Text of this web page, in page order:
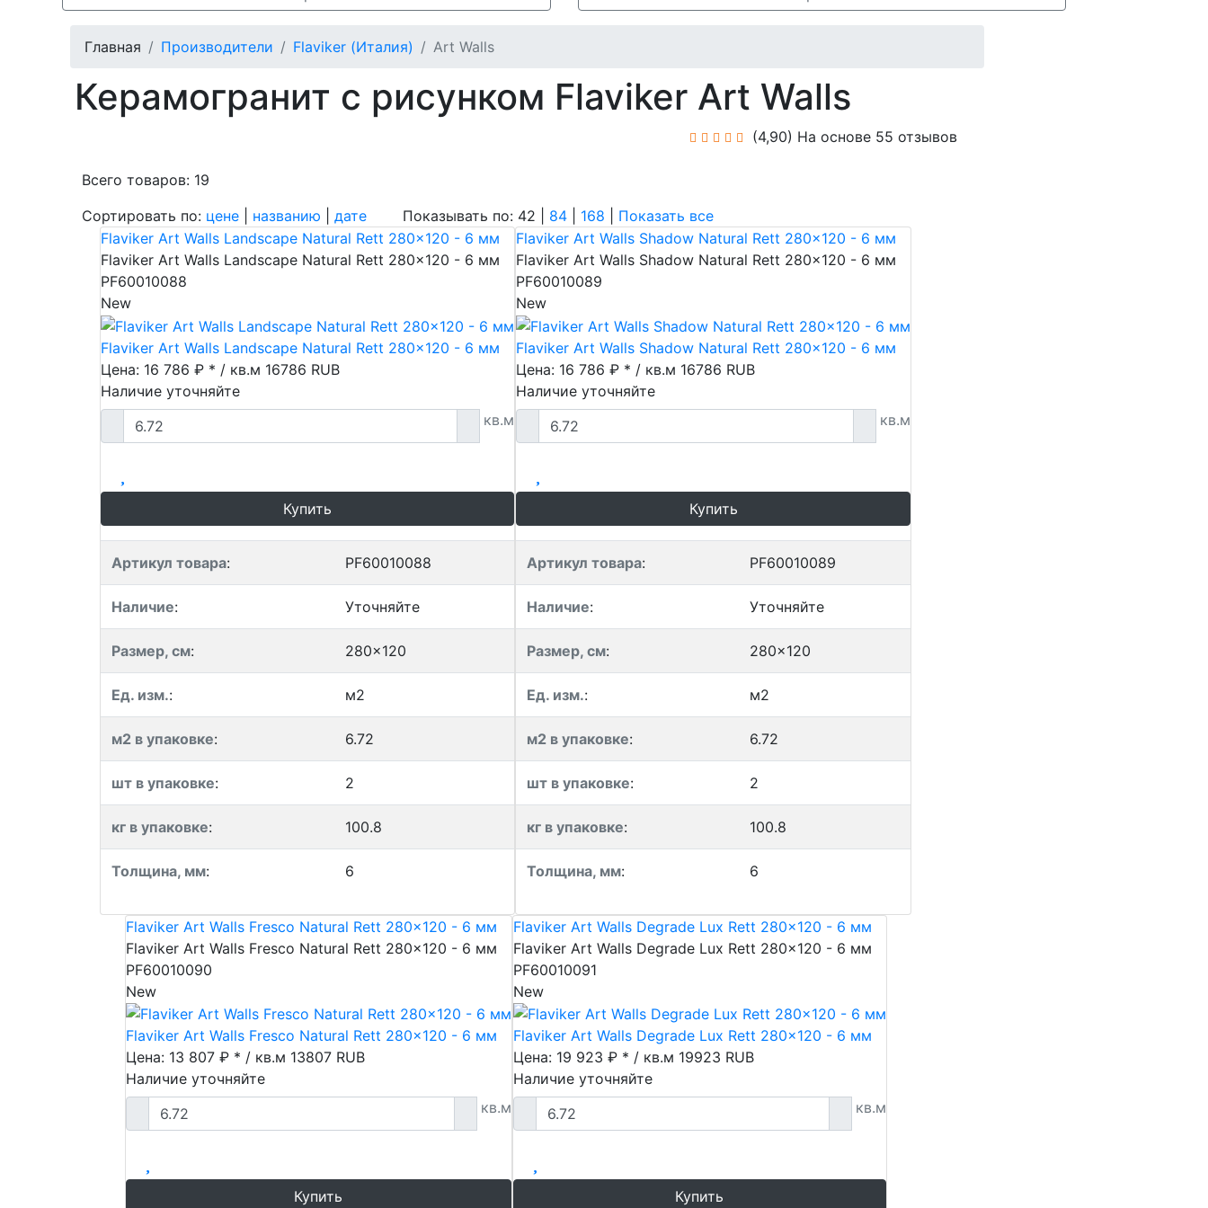
Главная Производители Flaviker (Италия) Art Walls
Керамогранит с рисунком Flaviker Art Walls
(4,90) На основе 55 отзывов
Всего товаров: 19
Сортировать по: цене названию дате Показывать по: 42 | 84 168
Показать все
Flaviker Art Walls Landscape Natural Rett 280x120 - 6 мм
Flaviker Art Walls Landscape Natural Rett 280x120 - 6 мм
PF60010088
New
Flaviker Art Walls Landscape Natural Rett 280x120 - 6 мм
Цена: 16 786 ₽ * / кв.м 16786 RUB
Наличие уточняйте
кв.м
Купить
Артикул товара: PF60010088
Наличие: Уточняйте
Размер, см: 280x120
Ед. изм.: м2
м2 в упаковке: 6.72
шт в упаковке: 2
кг в упаковке: 100.8
Толщина, мм: 6
Flaviker Art Walls Shadow Natural Rett 280x120 - 6 мм
Flaviker Art Walls Shadow Natural Rett 280x120 - 6 мм
PF60010089
New
Flaviker Art Walls Shadow Natural Rett 280x120 - 6 мм
Цена: 16 786 ₽ * / кв.м 16786 RUB
Наличие уточняйте
кв.м
Купить
Артикул товара: PF60010089
Наличие: Уточняйте
Размер, см: 280x120
Ед. изм.: м2
м2 в упаковке: 6.72
шт в упаковке: 2
кг в упаковке: 100.8
Толщина, мм: 6
Flaviker Art Walls Fresco Natural Rett 280x120 - 6 мм
Flaviker Art Walls Fresco Natural Rett 280x120 - 6 мм
PF60010090
New
Flaviker Art Walls Fresco Natural Rett 280x120 - 6 мм
Цена: 13 807 ₽ * / кв.м 13807 RUB
Наличие уточняйте
кв.м
Купить
Flaviker Art Walls Degrade Lux Rett 280x120 - 6 мм
Flaviker Art Walls Degrade Lux Rett 280x120 - 6 мм
PF60010091
New
Flaviker Art Walls Degrade Lux Rett 280x120 - 6 мм
Цена: 19 923 ₽ * / кв.м 19923 RUB
Наличие уточняйте
кв.м
Купить